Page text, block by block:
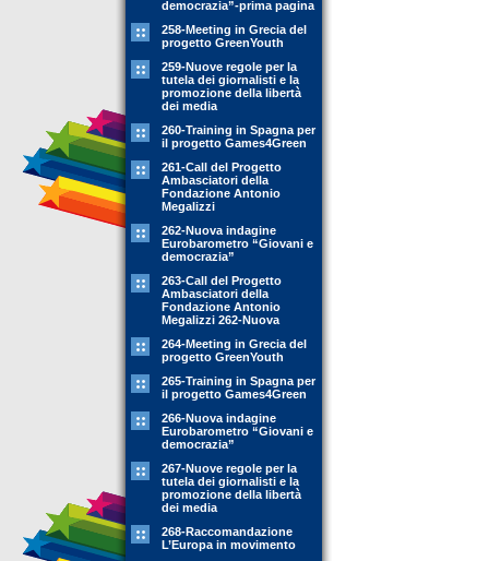
democrazia”-prima pagina
258-Meeting in Grecia del
progetto GreenYouth
259-Nuove regole per la
tutela dei giornalisti e la
promozione della libertà
dei media
260-Training in Spagna per
il progetto Games4Green
261-Call del Progetto
Ambasciatori della
Fondazione Antonio
Megalizzi
262-Nuova indagine
Eurobarometro “Giovani e
democrazia”
263-Call del Progetto
Ambasciatori della
Fondazione Antonio
Megalizzi 262-Nuova
264-Meeting in Grecia del
progetto GreenYouth
265-Training in Spagna per
il progetto Games4Green
266-Nuova indagine
Eurobarometro “Giovani e
democrazia”
267-Nuove regole per la
tutela dei giornalisti e la
promozione della libertà
dei media
268-Raccomandazione
L’Europa in movimento